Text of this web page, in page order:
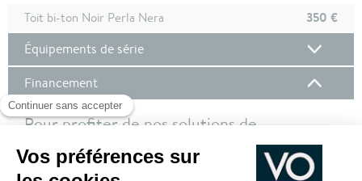
Toit bi-ton Noir Perla Nera
350 €
Équipements de série
Financement
Pour profiter de nos solutions de
financement, nous vous invitons à vous
connecter à votre compte client !